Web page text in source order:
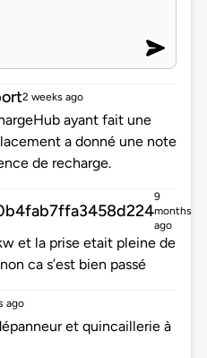
2 weeks ago
ayant fait une
a donné une note
de recharge.
9
months
ago
et la prise etait pleine de
ca s’est bien passé
ago
et quincaillerie à